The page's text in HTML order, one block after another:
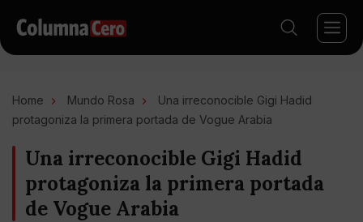
Home Mundo Rosa
Una irreconocible Gigi Hadid
protagoniza la primera portada de Vogue Arabia
Una irreconocible Gigi Hadid
protagoniza la primera portada
de Vogue Arabia